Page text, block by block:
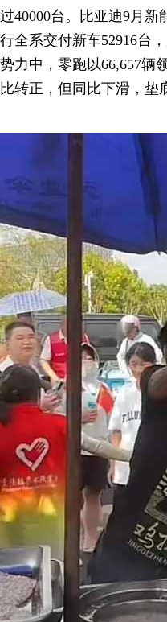
过40000台。比亚迪9月新
行全系交付新车52916台
势力中，零跑以66,657辆
比转正，但同比下滑，垫